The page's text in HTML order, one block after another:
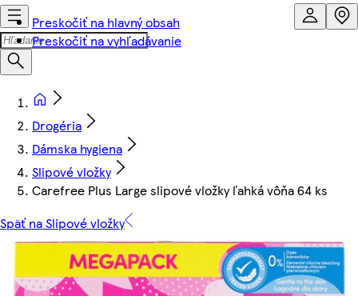
Preskočiť na hlavný obsah
Preskočiť na vyhľadávanie
Drogéria
Dámska hygiena
Slipové vložky
Carefree Plus Large slipové vložky ľahká vôňa 64 ks
Späť na Slipové vložky